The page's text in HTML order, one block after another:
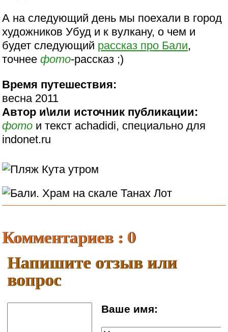
А на следующий день мы поехали в город
художников Убуд и к вулкану, о чем и
будет следующий рассказ про Бали,
точнеефото-рассказ ;)
Время путешествия:
весна 2011
Автор и\или источник публикации:
фото и текст achadidi, специально для
indonet.ru
Комментариев : 0
Напишите отзыв или
вопрос
Ваше имя: